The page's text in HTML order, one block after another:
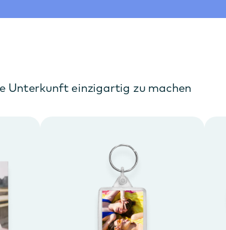
Unterkunft einzigartig zu machen